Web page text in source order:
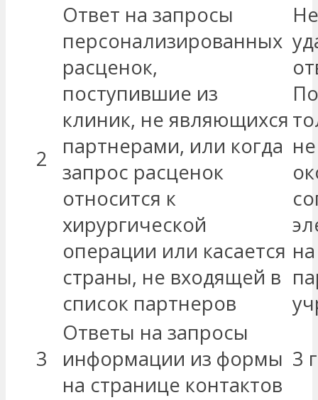
2
Ответ на запросы
персонализированных
расценок,
поступившие из
клиник, не являющихся
партнерами, или когда
запрос расценок
относится к
хирургической
операции или касается
страны, не входящей в
список партнеров
3
Ответы на запросы
информации из формы
на странице контактов
3